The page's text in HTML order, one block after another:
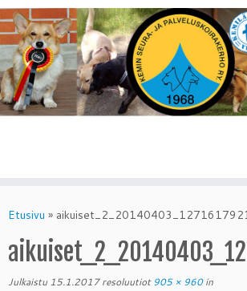
toEtusivu »
Julkaistu 15.1.2017resoluutiot905 × 960in